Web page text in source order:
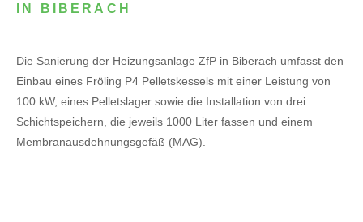
IN BIBERACH
Die Sanierung der Heizungsanlage ZfP in Biberach umfasst den
Einbau eines Fröling P4 Pelletskessels mit einer Leistung von
100 kW, eines Pelletslager sowie die Installation von drei
Schichtspeichern, die jeweils 1000 Liter fassen und einem
Membranausdehnungsgefäß (MAG).